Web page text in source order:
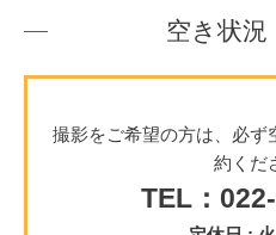
空き状況
撮影をご希望の方は、必ず
約くだ
TEL：